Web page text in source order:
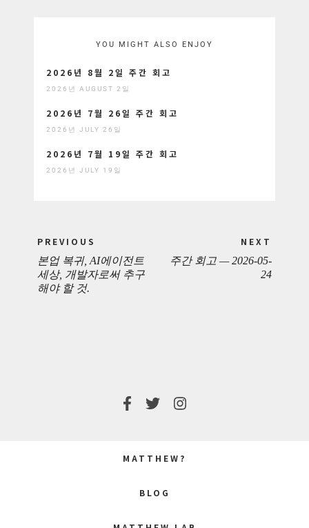
YOU MIGHT ALSO ENJOY
2026년 8월 2일 주간 회고
2026년 AUGUST 2일
2026년 7월 26일 주간 회고
2026년 JULY 26일
2026년 7월 19일 주간 회고
2026년 JULY 19일
navigation
PREVIOUS
PREVIOUS
POST:
본업 복귀, AI에이전트
세상, 개발자로써 추구
해야 할 것.
NEXT
NEXT
주간 회고 — 2026-05-
24
MATTHEW?
BLOG